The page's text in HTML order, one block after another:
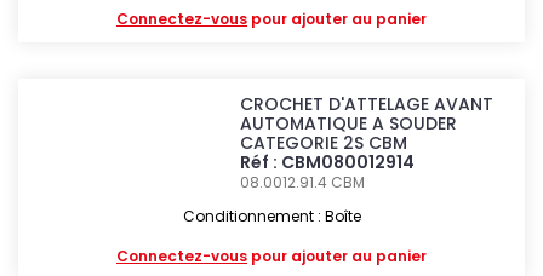
Connectez-vous pour ajouter au panier
CROCHET D'ATTELAGE AVANT
AUTOMATIQUE A SOUDER
CATEGORIE 2S CBM
Réf : CBM080012914
08.0012.91.4 CBM
Conditionnement : Boîte
Connectez-vous pour ajouter au panier